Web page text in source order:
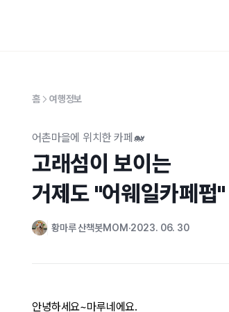
홈 여행정보
어촌마을에 위치한 카페🐋
고래섬이 보이는
거제도 "어웨일카페펍"
황마루 산책봇MOM 2023. 06. 30
안녕하세요~마루네에요.